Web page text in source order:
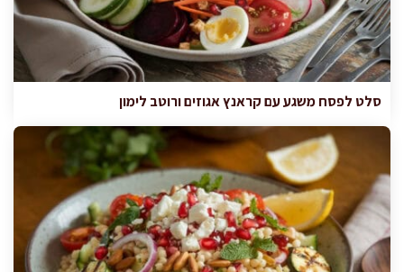
סלט לפסח משגע עם קראנץ אגוזים ורוטב לימון